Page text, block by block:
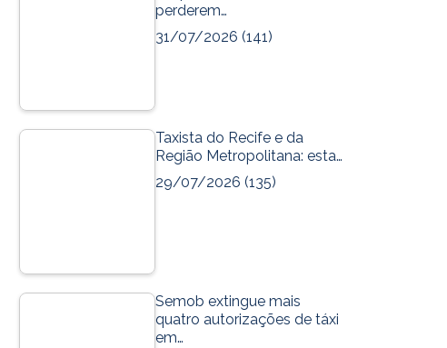
perderem…
31/07/2026 (141)
Taxista do Recife e da
Região Metropolitana: esta…
29/07/2026 (135)
Semob extingue mais
quatro autorizações de táxi
em…